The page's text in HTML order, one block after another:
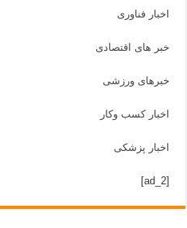
اخبار فناوری
خبر های اقتصادی
خبرهای ورزشی
اخبار کسب وکار
اخبار پزشکی
[ad_2]